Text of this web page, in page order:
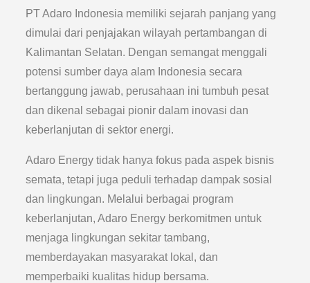
PT Adaro Indonesia memiliki sejarah panjang yang
dimulai dari penjajakan wilayah pertambangan di
Kalimantan Selatan. Dengan semangat menggali
potensi sumber daya alam Indonesia secara
bertanggung jawab, perusahaan ini tumbuh pesat
dan dikenal sebagai pionir dalam inovasi dan
keberlanjutan di sektor energi.
Adaro Energy tidak hanya fokus pada aspek bisnis
semata, tetapi juga peduli terhadap dampak sosial
dan lingkungan. Melalui berbagai program
keberlanjutan, Adaro Energy berkomitmen untuk
menjaga lingkungan sekitar tambang,
memberdayakan masyarakat lokal, dan
memperbaiki kualitas hidup bersama.